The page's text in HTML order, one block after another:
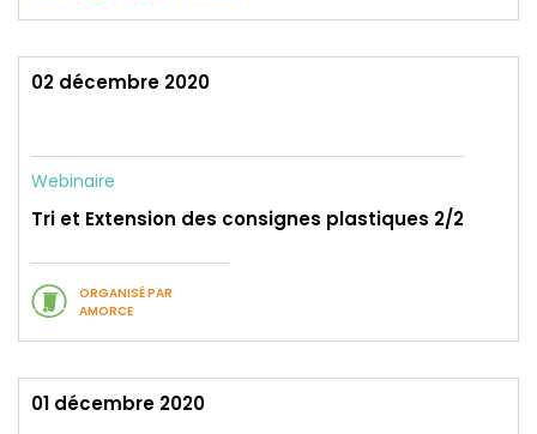
02 décembre 2020
Webinaire
Tri et Extension des consignes plastiques 2/2
ORGANISÉ PAR
AMORCE
01 décembre 2020